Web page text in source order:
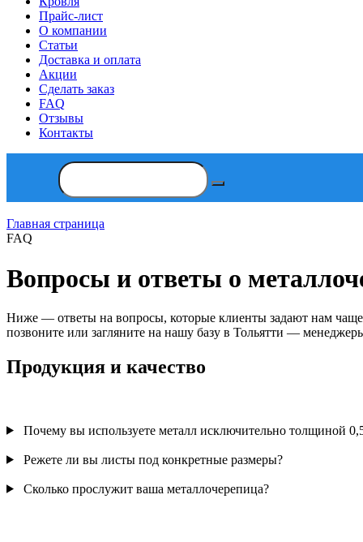
Прайс-лист
О компании
Статьи
Доставка и оплата
Акции
Сделать заказ
FAQ
Отзывы
Контакты
Главная страница
FAQ
Вопросы и ответы о
Ниже — ответы на вопросы, которые клиенты задают нам чаще
позвоните или загляните на нашу базу в Тольятти —
Продукция и качество
Почему вы используете металл исключительно толщиной
Режете ли вы листы под конкретные размеры?
Сколько прослужит ваша металлочерепица?